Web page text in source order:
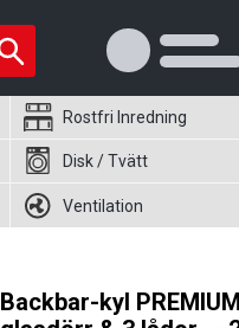
Rostfri Inredning
Disk / Tvätt
Ventilation
Backbar-kyl